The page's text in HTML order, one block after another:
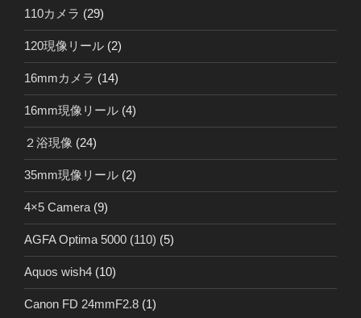
110カメラ (29)
120現像リール (2)
16mmカメラ (14)
16mm現像リール (4)
２浴現像 (24)
35mm現像リール (2)
4×5 Camera (9)
AGFA Optima 5000 (110) (5)
Aquos wish4 (10)
Canon FD 24mmF2.8 (1)